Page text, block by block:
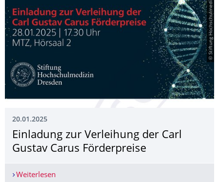
© Stiftung Hochschulmedizin
20.01.2025
Einladung zur Verleihung der Carl
Gustav Carus Förderpreise
Weiterlesen